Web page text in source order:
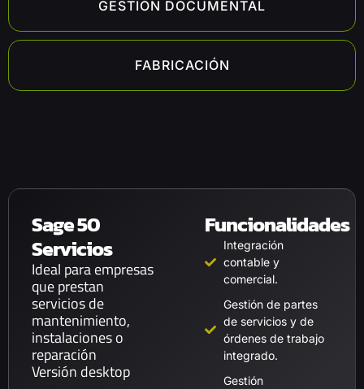
GESTIÓN DOCUMENTAL
FABRICACIÓN
Sage 50
Servicios
Ideal para empresas
que prestan
servicios de
mantenimiento,
instalaciones o
reparación
Versión desktop
Funcionalidades
Integración
contable y
comercial.
Gestión de partes
de servicios y de
órdenes de trabajo
integrado.
Gestión